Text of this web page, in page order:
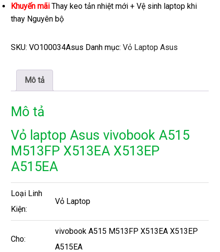
Khuyến mãi Thay keo tản nhiệt mới + Vệ sinh laptop khi
thay Nguyên bộ
SKU:VO100034Asus Danh mục:Vỏ Laptop Asus
Mô tả
Mô tả
Vỏ laptop Asus vivobook A515
M513FP X513EA X513EP
A515EA
Loại Linh
Kiện:
Vỏ Laptop
Cho:
vivobook A515 M513FP X513EA X513EP
A515EA